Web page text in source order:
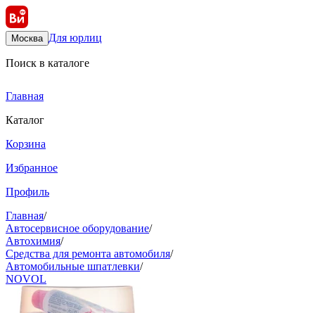
Москва Для юрлиц
Поиск в каталоге
Главная
Каталог
Корзина
Избранное
Профиль
Главная/
Автосервисное оборудование/
Автохимия/
Средства для ремонта автомобиля/
Автомобильные шпатлевки/
NOVOL